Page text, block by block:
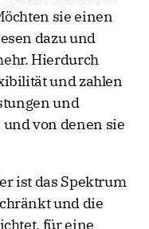
für sie und ihren
sie einen
dazu und
Hierdurch
und zahlen
und
von denen sie
ist das Spektrum
und die